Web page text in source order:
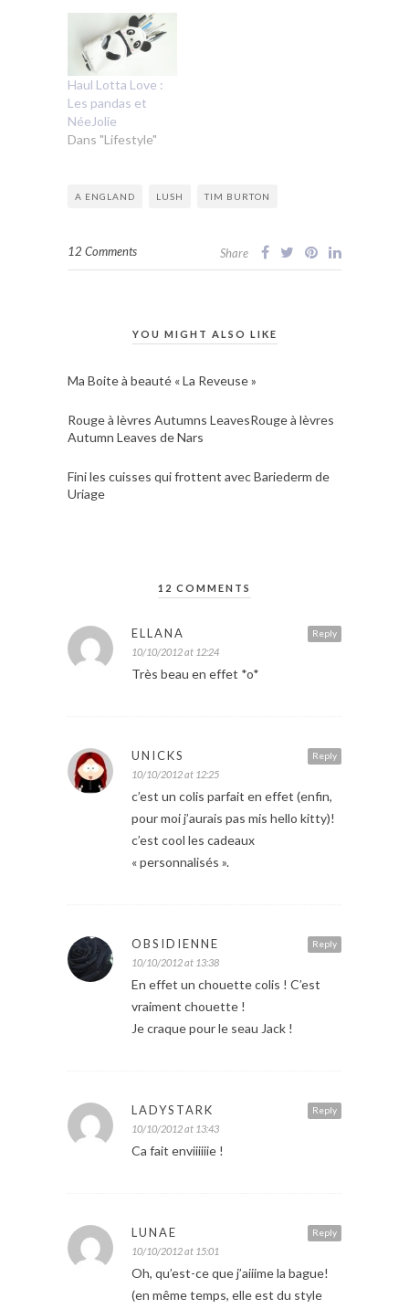
Haul Lotta Love :
Les pandas et
NéeJolie
Dans "Lifestyle"
A ENGLAND LUSH TIM BURTON
12 Comments Share
YOU MIGHT ALSO LIKE
Ma Boite à beauté « La Reveuse »
Rouge à lèvres Autumns LeavesRouge à lèvres
Autumn Leaves de Nars
Fini les cuisses qui frottent avec Bariederm de
Uriage
12 COMMENTS
Reply
ELLANA
10/10/2012 at 12:24
Très beau en effet *o*
Reply
UNICKS
10/10/2012 at 12:25
c’est un colis parfait en effet (enfin,
pour moi j’aurais pas mis hello kitty)!
c’est cool les cadeaux
« personnalisés ».
Reply
OBSIDIENNE
10/10/2012 at 13:38
En effet un chouette colis ! C’est
vraiment chouette !
Je craque pour le seau Jack !
Reply
LADYSTARK
10/10/2012 at 13:43
Ca fait enviiiiiie !
Reply
LUNAE
10/10/2012 at 15:01
Oh, qu’est-ce que j’aiiime la bague!
(en même temps, elle est du style